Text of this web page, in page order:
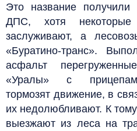
Это название получили
ДПС, хотя
заслуживают, а
«Буратино-транс».
асфальт
«Уралы» с
тормозят движение, в
их недолюбливают. К
выезжают из леса на